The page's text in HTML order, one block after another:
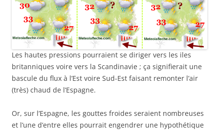
Les hautes pressions pourraient se diriger vers les iles
britanniques voire vers la Scandinavie ; ça signifierait une
bascule du flux à l’Est voire Sud-Est faisant remonter l’air
(très) chaud de l’Espagne.
Or, sur l’Espagne, les gouttes froides seraient nombreuses
et l’une d’entre elles pourrait engendrer une hypothétique